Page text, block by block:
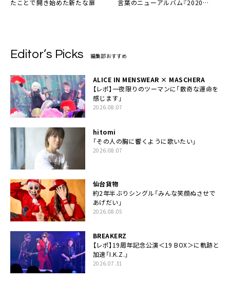
たことで開き始めた新たな扉
言葉のニューアルバム『2020
Editor’s Picks 編集部おすすめ
ALICE IN MENSWEAR × MASCHERA
【レポ】一夜限りのツーマンに「数奇な運命を
感じます」
2026.08.07
hitomi
「その人の胸に響くように歌いたい」
2026.08.07
仙台貨物
約2年半ぶりシングル「みんな笑顔ぬさせで
あげだい」
2026.08.05
BREAKERZ
【レポ】19周年記念公演＜19 BOX＞に軌跡と
加速「I.K.Z.」
2026.07.31